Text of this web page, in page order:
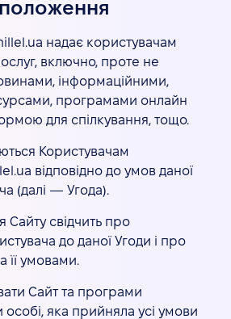
положення
надає користувачам
включно, проте не
інформаційними,
програмами онлайн
для спілкування, тощо.
Користувачам
відповідно до умов даної
(далі — Угода).
Сайту свідчить про
до даної Угоди і про
її умовами.
Сайт та програми
особі, яка прийняла усі умови